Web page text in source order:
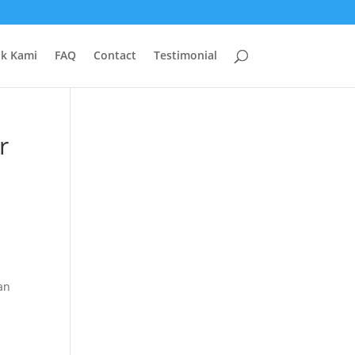
Kami FAQ Contact Testimonial